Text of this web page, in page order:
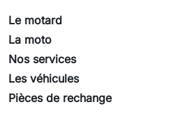
Le motard
La moto
Nos services
Les véhicules
Pièces de rechange